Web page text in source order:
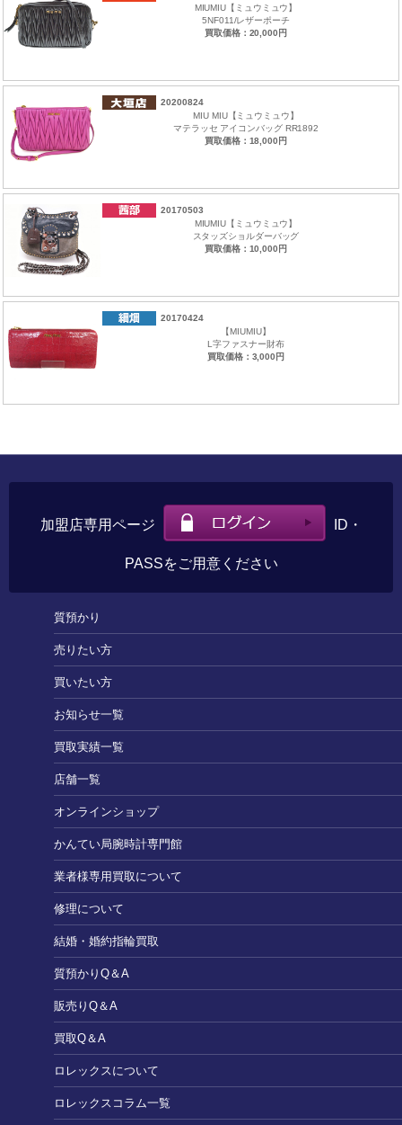
MIUMIU【ミュウミュウ】
5NF011/レザーポーチ
買取価格：20,000円
20200824
MIU MIU【ミュウミュウ】
マテラッセ アイコンバッグ RR1892
買取価格：18,000円
20170503
MIUMIU【ミュウミュウ】
スタッズショルダーバッグ
買取価格：10,000円
20170424
【MIUMIU】
L字ファスナー財布
買取価格：3,000円
加盟店専用ページ ID・
PASSをご用意ください
質預かり
売りたい方
買いたい方
お知らせ一覧
買取実績一覧
店舗一覧
オンラインショップ
かんてい局腕時計専門館
業者様専用買取について
修理について
結婚・婚約指輪買取
質預かりQ＆A
販売りQ＆A
買取Q＆A
ロレックスについて
ロレックスコラム一覧